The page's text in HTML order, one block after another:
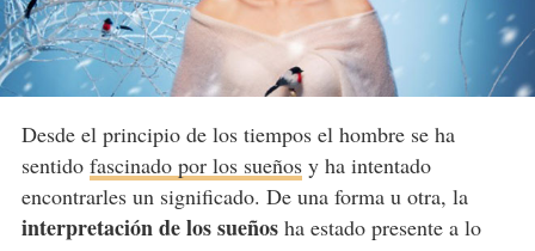
Desde el principio de los tiempos el hombre se ha
sentido fascinado por los sueñosy ha intentado
encontrarles un significado. De una forma u otra, la
interpretación de los sueñosha estado presente a lo